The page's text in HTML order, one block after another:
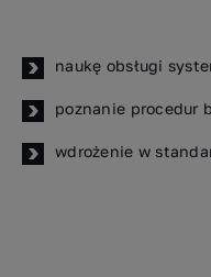
naukę obsługi
poznanie procedur
wdrożenie w